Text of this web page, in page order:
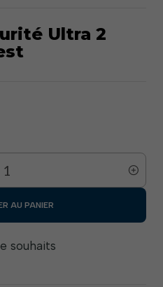
Ultra 2
AU PANIER
souhaits